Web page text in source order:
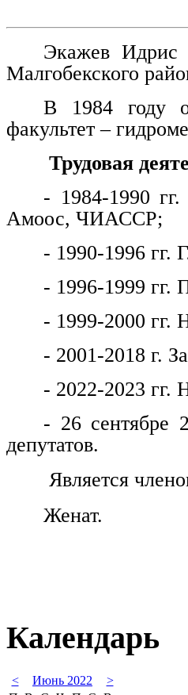
Экажев Идрис
Малгобекского
В 1984 году
факультет –
Трудовая
- 1984-1990 гг.
Амоос, ЧИАССР;
- 1990-1996
- 1996-1999 гг.
- 1999-2000 гг.
- 2001-2018 г.
- 2022-2023 гг.
- 26 сентябре
депутатов.
Является
Женат.
Календарь
< Июнь 2022
>